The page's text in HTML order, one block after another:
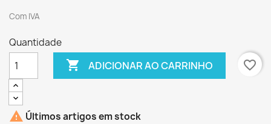
Com IVA
Quantidade
 ADICIONAR AO CARRINHO favorite_border
 Últimos artigos em stock